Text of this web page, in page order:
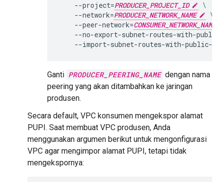
--project=PRODUCER_PROJECT_ID
\
--network=PRODUCER_NETWORK_NAME
\
--peer-network=CONSUMER_NETWORK_NAME
--no-export-subnet-routes-with-
Ganti PRODUCER_PEERING_NAME dengan nama
peering yang akan ditambahkan ke jaringan
produsen.
Secara default, VPC konsumen mengekspor alamat
PUPI. Saat membuat VPC produsen, Anda
menggunakan argumen berikut untuk mengonfigurasi
VPC agar mengimpor alamat PUPI, tetapi tidak
mengekspornya: